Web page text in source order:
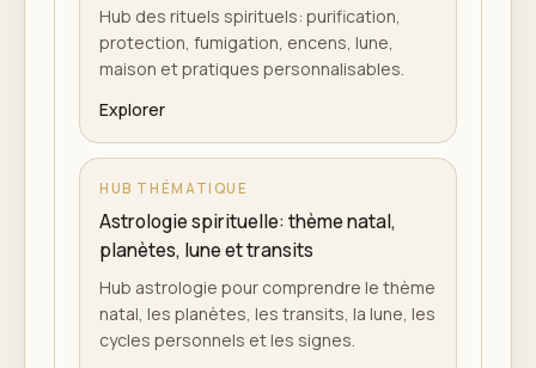
Hub des rituels spirituels: purification,
protection, fumigation, encens, lune,
maison et pratiques personnalisables.
Explorer
HUB THÉMATIQUE
Astrologie spirituelle: thème natal,
planètes, lune et transits
Hub astrologie pour comprendre le thème
natal, les planètes, les transits, la lune, les
cycles personnels et les signes.